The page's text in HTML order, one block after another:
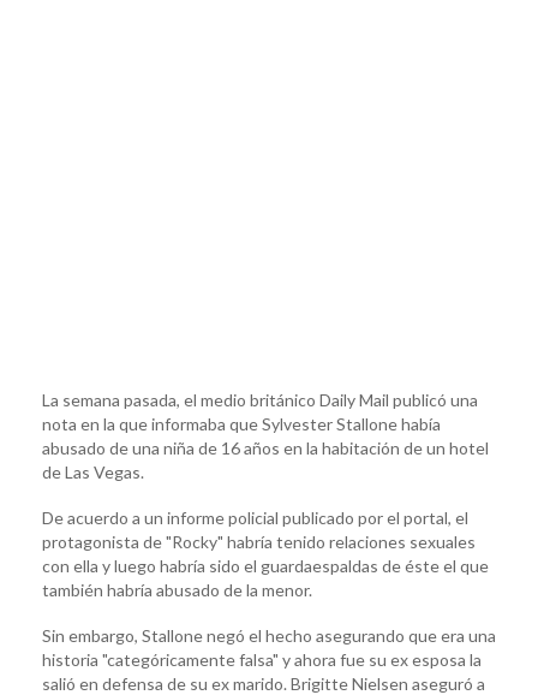
La semana pasada, el medio británico Daily Mail publicó una
nota en la que informaba que Sylvester Stallone había
abusado de una niña de 16 años en la habitación de un hotel
de Las Vegas.
De acuerdo a un informe policial publicado por el portal, el
protagonista de "Rocky" habría tenido relaciones sexuales
con ella y luego habría sido el guardaespaldas de éste el que
también habría abusado de la menor.
Sin embargo, Stallone negó el hecho asegurando que era una
historia "categóricamente falsa" y ahora fue su ex esposa la
salió en defensa de su ex marido. Brigitte Nielsen aseguró a